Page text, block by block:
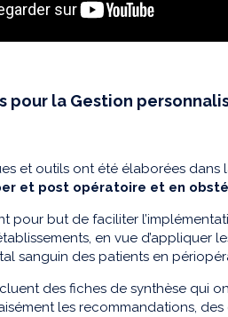
pour la Gestion
et outils ont été élaborées dans
et post opératoire et en
pour but de faciliter
en vue d’appliquer
sanguin des patients en
des fiches de synthèse qui
les recommandations,